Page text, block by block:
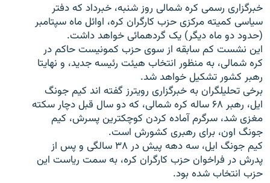
فرکانس‌ها
گزارش‌های تصویری
گزارش‌های ویدئویی
زنان فردا
English
به ما بپیوندید
زبان‌های دیگر
خبرگزاری رسمی کره شمالی روز شنبه، خبرداد که دفتر
سياسی کميته مرکزی حزب کارگران کره، اوائل ماه سپتامبر
(حدود دو ماه ديگر) يک گردهمائی خواهد داشت.
اين نشست کم سابقه از سوی حزب کمونيست حاکم در
کره شمالی، به منظور انتخاب هيئت رئيسه جديد، و نهايتا
رهبر کشور تشکيل خواهد شد.
برخی تحليلگران به خبرگزاری رويترز گفته اند کيم جونگ
ايل، رهبر ۶۸ ساله کره شمالی، که دو سال قبل دچار سکته
مغزی شد، سرگرم آماده کردن کوچکترين پسرش، کيم
جونگ اون، برای رهبری کشورش است.
کيم جونگ ايل، سه دهه پيش در ۳۸ سالگی و پس از
پدرش در فراخوان حزب کارگران کره، به سمت رياست اين
حزب انتخاب شده بود.